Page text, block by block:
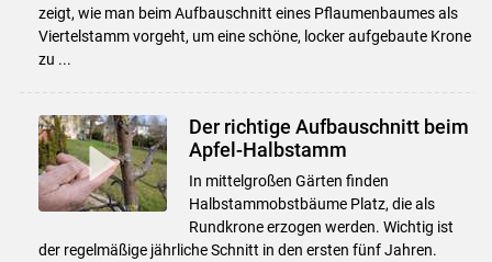
zeigt, wie man beim Aufbauschnitt eines Pflaumenbaumes als
Viertelstamm vorgeht, um eine schöne, locker aufgebaute Krone
zu ...
Der richtige Aufbauschnitt beim
Apfel-Halbstamm
In mittelgroßen Gärten finden
Halbstammobstbäume Platz, die als
Rundkrone erzogen werden. Wichtig ist
der regelmäßige jährliche Schnitt in den ersten fünf Jahren.